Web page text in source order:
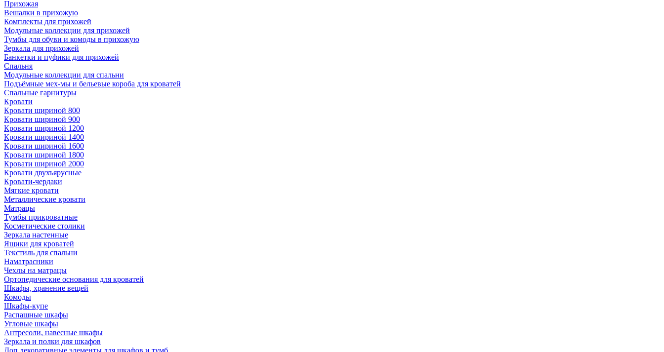
Прихожая
Вешалки в прихожую
Комплекты для прихожей
Модульные коллекции для прихожей
Тумбы для обуви и комоды в прихожую
Зеркала для прихожей
Банкетки и пуфики для прихожей
Спальня
Модульные коллекции для спальни
Подъёмные мех-мы и бельевые короба для кроватей
Спальные гарнитуры
Кровати
Кровати шириной 800
Кровати шириной 900
Кровати шириной 1200
Кровати шириной 1400
Кровати шириной 1600
Кровати шириной 1800
Кровати шириной 2000
Кровати двухъярусные
Кровати-чердаки
Мягкие кровати
Металлические кровати
Матрацы
Тумбы прикроватные
Косметические столики
Зеркала настенные
Ящики для кроватей
Текстиль для спальни
Наматрасники
Чехлы на матрацы
Ортопедические основания для кроватей
Шкафы, хранение вещей
Комоды
Шкафы-купе
Распашные шкафы
Угловые шкафы
Антресоли, навесные шкафы
Зеркала и полки для шкафов
Доп.декоративные элементы для шкафов и тумб